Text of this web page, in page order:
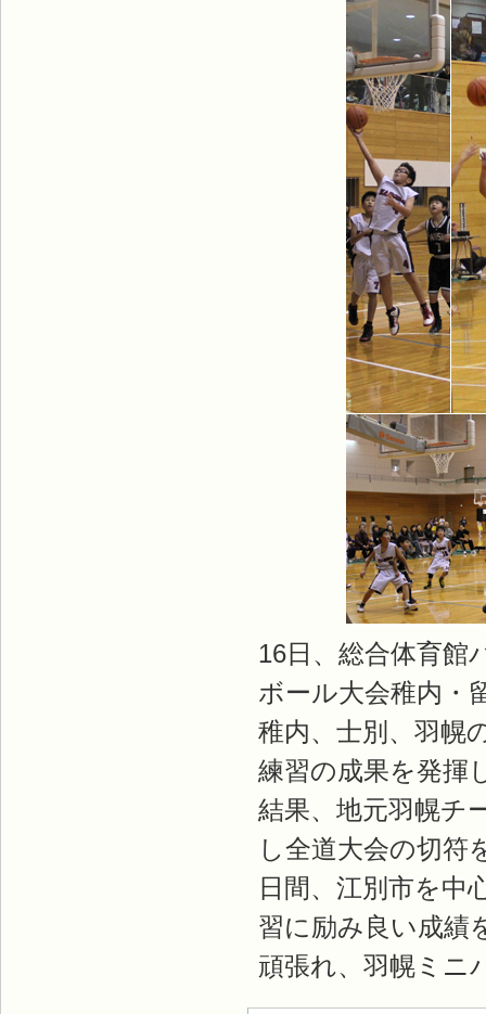
16日、総合体育館
ボール大会稚内・
稚内、士別、羽幌
練習の成果を発揮
結果、地元羽幌チ
し全道大会の切符
日間、江別市を中
習に励み良い成績
頑張れ、羽幌ミニ